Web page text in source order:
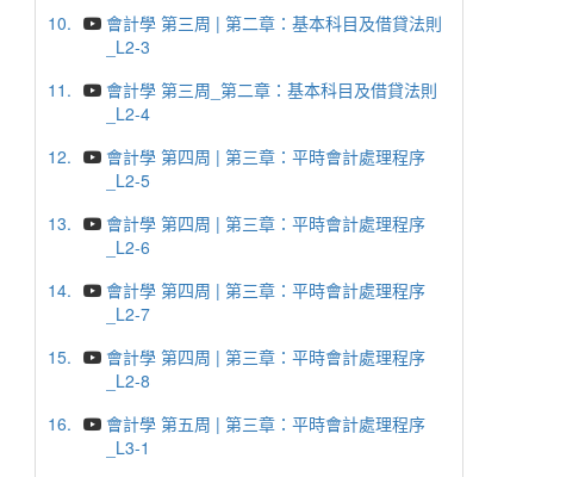
10.
會計學 第三周 | 第二章：基本科目及借貸法則
_L2-3
11.
會計學 第三周_第二章：基本科目及借貸法則
_L2-4
12.
會計學 第四周 | 第三章：平時會計處理程序
_L2-5
13.
會計學 第四周 | 第三章：平時會計處理程序
_L2-6
14.
會計學 第四周 | 第三章：平時會計處理程序
_L2-7
15.
會計學 第四周 | 第三章：平時會計處理程序
_L2-8
16.
會計學 第五周 | 第三章：平時會計處理程序
_L3-1